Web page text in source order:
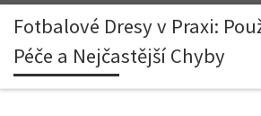
Skip to content
Fotbalové Dresy v Praxi:
Péče a Nejčastější Chyby